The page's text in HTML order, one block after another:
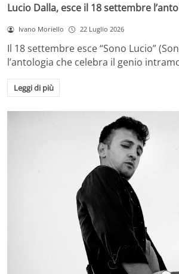
Lucio Dalla, esce il 18 settembre
Ivano Moriello 22 Luglio 2026
Il 18 settembre esce “Sono Lucio”
l’antologia che celebra il genio
Leggi di più